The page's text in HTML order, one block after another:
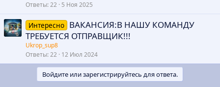
Ответы 22 5 Ноя 2025
Интересно ВАКАНСИЯ:В НАШУ КОМАНДУ
ТРЕБУЕТСЯ ОТПРАВЩИК!!!
Ukrop_sup8
Ответы 22 12 Июл 2024
Войдите или зарегистрируйтесь для ответа.